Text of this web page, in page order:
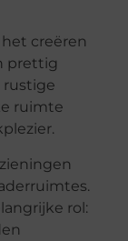
creëren
prettig
rustige
ruimte
rol: